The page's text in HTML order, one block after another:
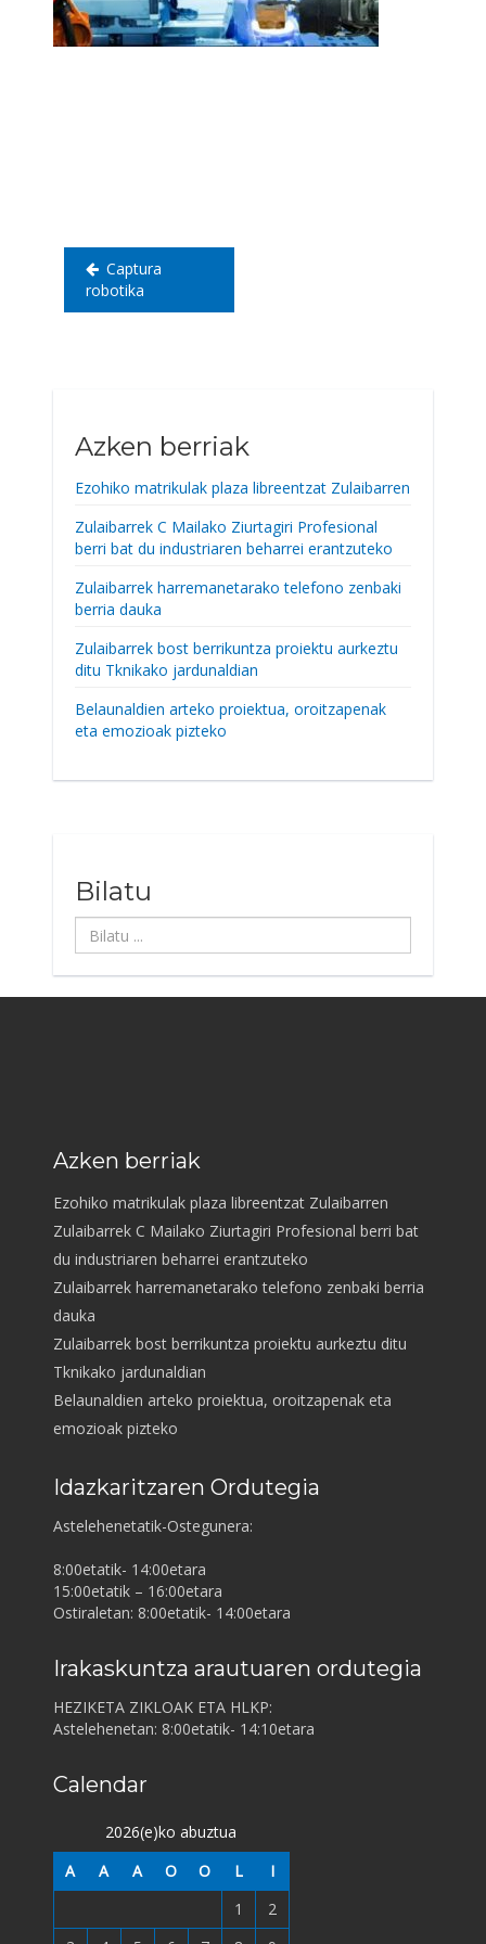
Captura
robotika
Azken berriak
Ezohiko matrikulak plaza libreentzat Zulaibarren
Zulaibarrek C Mailako Ziurtagiri Profesional
berri bat du industriaren beharrei erantzuteko
Zulaibarrek harremanetarako telefono zenbaki
berria dauka
Zulaibarrek bost berrikuntza proiektu aurkeztu
ditu Tknikako jardunaldian
Belaunaldien arteko proiektua, oroitzapenak
eta emozioak pizteko
Bilatu
Bilatu
...
Azken berriak
Ezohiko matrikulak plaza libreentzat Zulaibarren
Zulaibarrek C Mailako Ziurtagiri Profesional berri bat
du industriaren beharrei erantzuteko
Zulaibarrek harremanetarako telefono zenbaki berria
dauka
Zulaibarrek bost berrikuntza proiektu aurkeztu ditu
Tknikako jardunaldian
Belaunaldien arteko proiektua, oroitzapenak eta
emozioak pizteko
Idazkaritzaren Ordutegia
Astelehenetatik-Ostegunera:
8:00etatik- 14:00etara
15:00etatik – 16:00etara
Ostiraletan: 8:00etatik- 14:00etara
Irakaskuntza arautuaren ordutegia
HEZIKETA ZIKLOAK ETA HLKP:
Astelehenetan: 8:00etatik- 14:10etara
Calendar
2026(e)ko abuztua
A
A A O O L
I
1
2